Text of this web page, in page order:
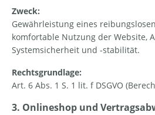
Zweck:
Gewährleistung eines
komfortable Nutzung der Website,
Systemsicherheit und -stabilität.
Rechtsgrundlage:
Art. 6 Abs. 1 S. 1 lit. f DSGVO
3. Onlineshop und